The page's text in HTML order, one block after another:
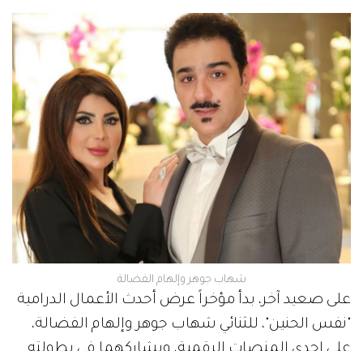
شهاب جوهر وإلهام الفضالة
على صعيد آخر، بدأ مؤخراً عرض أحدث الأعمال الدرامية
"نفس الحنين"، للثنائي شهاب جوهر وإلهام الفضالة،